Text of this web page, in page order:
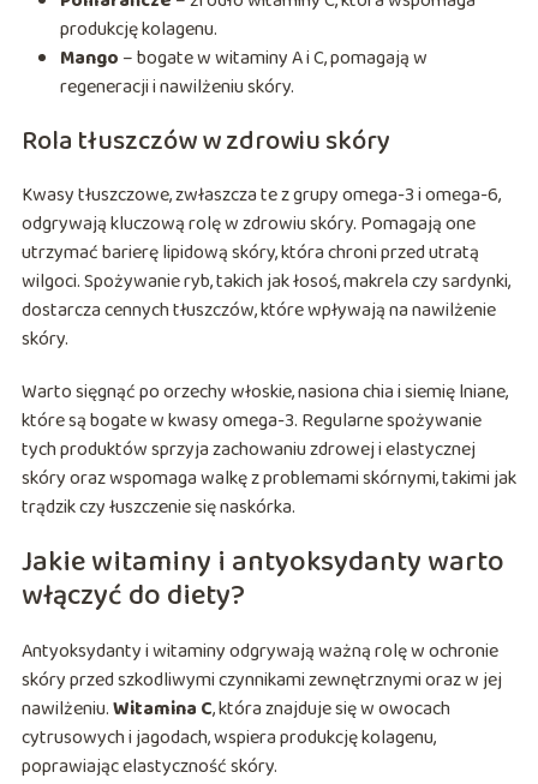
produkcję kolagenu.
Mango – bogate w witaminy A i C, pomagają w
regeneracji i nawilżeniu skóry.
Rola tłuszczów w zdrowiu skóry
Kwasy tłuszczowe, zwłaszcza te z grupy omega-3 i omega-6,
odgrywają kluczową rolę w zdrowiu skóry. Pomagają one
utrzymać barierę lipidową skóry, która chroni przed utratą
wilgoci. Spożywanie ryb, takich jak łosoś, makrela czy sardynki,
dostarcza cennych tłuszczów, które wpływają na nawilżenie
skóry.
Warto sięgnąć po orzechy włoskie, nasiona chia i siemię lniane,
które są bogate w kwasy omega-3. Regularne spożywanie
tych produktów sprzyja zachowaniu zdrowej i elastycznej
skóry oraz wspomaga walkę z problemami skórnymi, takimi jak
trądzik czy łuszczenie się naskórka.
Jakie witaminy i antyoksydanty warto
włączyć do diety?
Antyoksydanty i witaminy odgrywają ważną rolę w ochronie
skóry przed szkodliwymi czynnikami zewnętrznymi oraz w jej
nawilżeniu.Witamina C, która znajduje się w owocach
cytrusowych i jagodach, wspiera produkcję kolagenu,
poprawiając elastyczność skóry.